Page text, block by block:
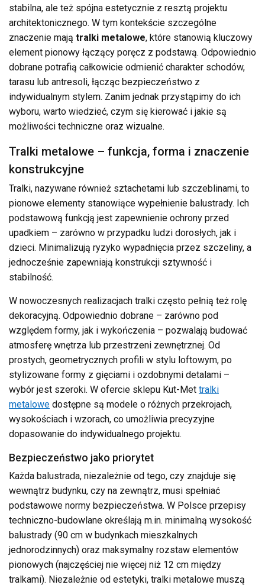
stabilna, ale też spójna estetycznie z resztą projektu
architektonicznego. W tym kontekście szczególne
znaczenie mają tralki metalowe, które stanowią kluczowy
element pionowy łączący poręcz z podstawą. Odpowiednio
dobrane potrafią całkowicie odmienić charakter schodów,
tarasu lub antresoli, łącząc bezpieczeństwo z
indywidualnym stylem. Zanim jednak przystąpimy do ich
wyboru, warto wiedzieć, czym się kierować i jakie są
możliwości techniczne oraz wizualne.
Tralki metalowe – funkcja, forma i znaczenie
konstrukcyjne
Tralki, nazywane również sztachetami lub szczeblinami, to
pionowe elementy stanowiące wypełnienie balustrady. Ich
podstawową funkcją jest zapewnienie ochrony przed
upadkiem – zarówno w przypadku ludzi dorosłych, jak i
dzieci. Minimalizują ryzyko wypadnięcia przez szczeliny, a
jednocześnie zapewniają konstrukcji sztywność i
stabilność.
W nowoczesnych realizacjach tralki często pełnią też rolę
dekoracyjną. Odpowiednio dobrane – zarówno pod
względem formy, jak i wykończenia – pozwalają budować
atmosferę wnętrza lub przestrzeni zewnętrznej. Od
prostych, geometrycznych profili w stylu loftowym, po
stylizowane formy z gięciami i ozdobnymi detalami –
wybór jest szeroki. W ofercie sklepu Kut-Met tralki
metalowe dostępne są modele o różnych przekrojach,
wysokościach i wzorach, co umożliwia precyzyjne
dopasowanie do indywidualnego projektu.
Bezpieczeństwo jako priorytet
Każda balustrada, niezależnie od tego, czy znajduje się
wewnątrz budynku, czy na zewnątrz, musi spełniać
podstawowe normy bezpieczeństwa. W Polsce przepisy
techniczno-budowlane określają m.in. minimalną wysokość
balustrady (90 cm w budynkach mieszkalnych
jednorodzinnych) oraz maksymalny rozstaw elementów
pionowych (najczęściej nie więcej niż 12 cm między
tralkami). Niezależnie od estetyki, tralki metalowe muszą